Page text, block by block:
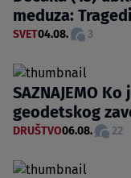
meduza:
SVET04.08. 3
SAZNAJEMO
geodetskog
DRUŠTVO06.08. 22